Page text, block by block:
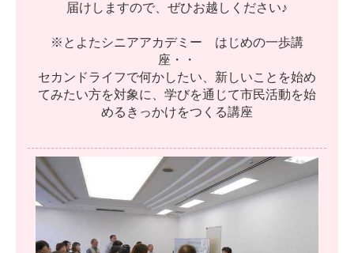
届け し ま すので ぜひお越 し く ださ い♪
※ と よ た シニアアカデミ ー は じめの一歩講
座 ・
・
セカ ン ドライ フで何かしたい 新しいこ と を始め
てみたい方を対象に 学びを通 じて市民活動を始
める き っかけをつ く る講座